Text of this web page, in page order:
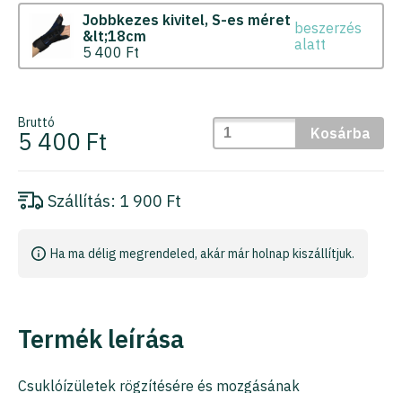
Jobbkezes kivitel S-es méret
&lt;18cm
5 400 Ft
beszerzés
alatt
Bruttó
5 400 Ft Kosárba
Szállítás: 1 900 Ft
Ha ma délig megrendeled, akár már holnap kiszállítjuk.
Termék leírása
Csuklóízületek rögzítésére és mozgásának